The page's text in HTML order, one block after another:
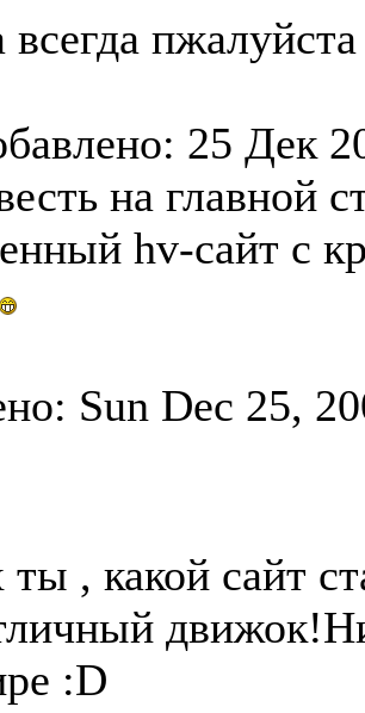
всегда
25 Дек
на главной
hv-сайт с
Sun Dec 25,
ты , какой сайт
:D